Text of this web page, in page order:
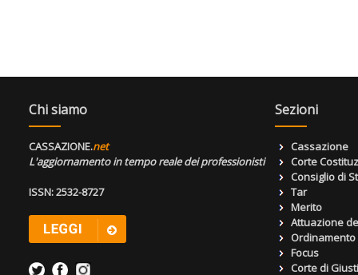
Chi siamo
CASSAZIONE.net
L'aggiornamento in tempo reale dei professionisti
ISSN: 2532-8727
Sezioni
Cassazione
Corte
Consiglio di
Tar
Merito
Attuazione
Focus
Corte di